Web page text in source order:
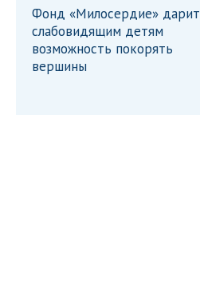
Фонд «Милосердие» дарит
слабовидящим детям
возможность покорять
вершины